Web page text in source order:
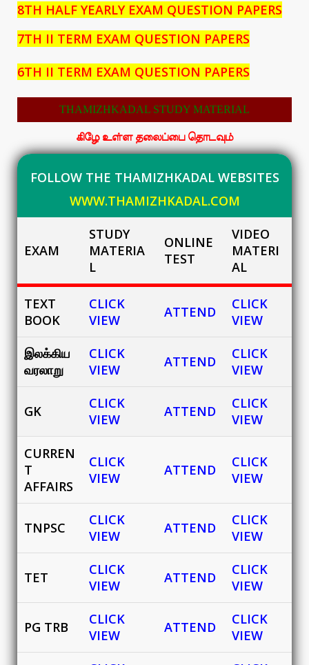
8TH HALF YEARLY EXAM QUESTION PAPERS
7TH II TERM EXAM QUESTION PAPERS
6TH II TERM EXAM QUESTION PAPERS
THAMIZHKADAL STUDY MATERIAL
கிழே உள்ள தலைப்பை தொடவும்
FOLLOW THE THAMIZHKADAL WEBSITES
WWW.THAMIZHKADAL.COM
EXAM
STUDY
MATERIA
L
ONLINE
TEST
VIDEO
MATERI
AL
TEXT
BOOK
CLICK
VIEW
ATTEND
CLICK
VIEW
இலக்கிய
வரலாறு
CLICK
VIEW
ATTEND
CLICK
VIEW
GK
CLICK
VIEW
ATTEND
CLICK
VIEW
CURREN
T
AFFAIRS
CLICK
VIEW
ATTEND
CLICK
VIEW
TNPSC
CLICK
VIEW
ATTEND
CLICK
VIEW
TET
CLICK
VIEW
ATTEND
CLICK
VIEW
PG TRB
CLICK
VIEW
ATTEND
CLICK
VIEW